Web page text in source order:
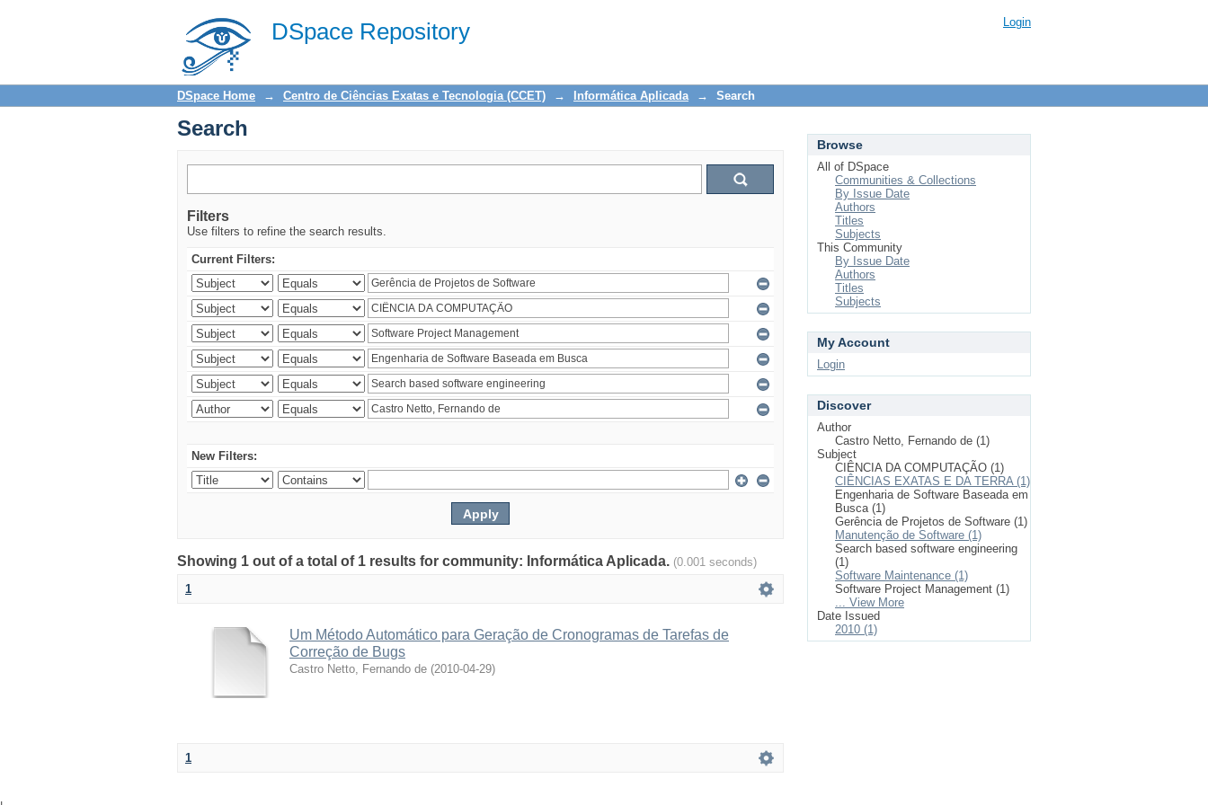
DSpace Repository
Search Login
DSpace Home → Centro de Ciências Exatas e Tecnologia (CCET) → Informática Aplicada → Search
Search
Filters
Use filters to refine the search results.
Current Filters:
New Filters:
Showing 1 out of a total of 1 results for community: Informática Aplicada. (0.001 seconds)
1
Um Método Automático para Geração de Cronogramas de Tarefas de
Correção de Bugs
Castro Netto, Fernando de (2010-04-29)
1
Browse
All of DSpace
Communities & Collections
By Issue Date
Authors
Titles
Subjects
This Community
By Issue Date
Authors
Titles
Subjects
My Account
Login
Discover
Author
Castro Netto, Fernando de (1)
Subject
CIÊNCIA DA COMPUTAÇÃO (1)
CIÊNCIAS EXATAS E DA TERRA (1)
Engenharia de Software Baseada em
Busca (1)
Gerência de Projetos de Software (1)
Manutenção de Software (1)
Search based software engineering
(1)
Software Maintenance (1)
Software Project Management (1)
... View More
Date Issued
2010 (1)